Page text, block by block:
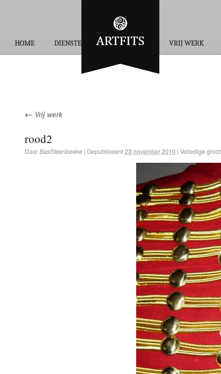
HOME DIENSTEN OPDRACHTEN VRIJ WERK
← Vrij werk
rood2
DoorBasSteenbeeke | Gepubliceerd 23 november 2010 | Volledige